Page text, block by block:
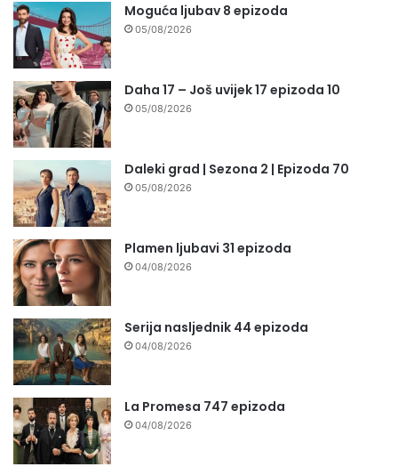
Moguća ljubav 8 epizoda
05/08/2026
Daha 17 – Još uvijek 17 epizoda 10
05/08/2026
Daleki grad | Sezona 2 | Epizoda 70
05/08/2026
Plamen ljubavi 31 epizoda
04/08/2026
Serija nasljednik 44 epizoda
04/08/2026
La Promesa 747 epizoda
04/08/2026